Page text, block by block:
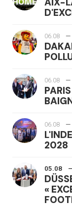
06.08 —
06.08 —
06.08 —
2028
05.08
«